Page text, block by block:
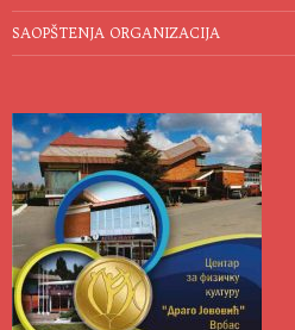
SAOPŠTENJA ORGANIZACIJA